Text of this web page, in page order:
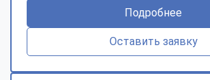
Подробнее
Оставить заявку